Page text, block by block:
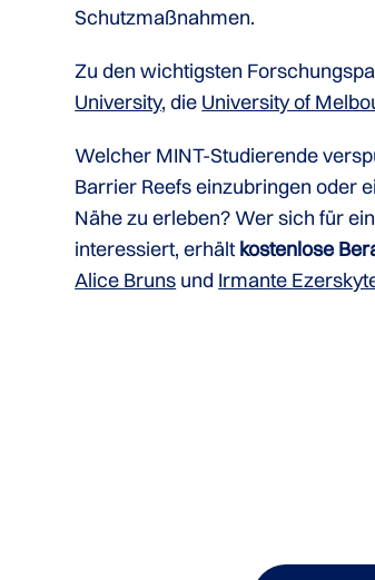
Schutzmaßnahmen.
Zu den wichtigsten
University, die University of
Welcher MINT-Studierende
Barrier Reefs einzubringen oder
Nähe zu erleben? Wer sich für
interessiert, erhältkostenlose
Alice Bruns und Irmante